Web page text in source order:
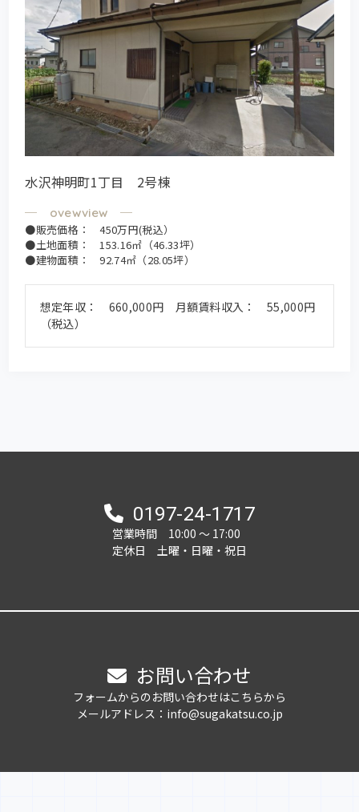
水沢神明町1丁目 2号棟
●販売価格： 450万円(税込）
●土地面積： 153.16㎡（46.33坪）
●建物面積： 92.74㎡（28.05坪）
想定年収： 660,000円 月額賃料収入： 55,000円
（税込）
0197-24-1717
営業時間 10:00 ～ 17:00
定休日 土曜・日曜・祝日
お問い合わせ
フォームからのお問い合わせはこちらから
メールアドレス：info@sugakatsu.co.jp